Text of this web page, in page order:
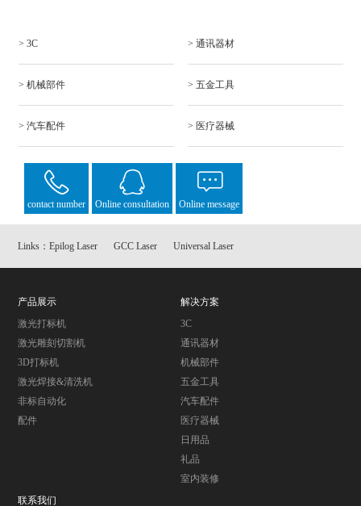
> 3C > 通讯器材
> 机械部件 > 五金工具
> 汽车配件 > 医疗器械
contact number Online consultation Online message
Links：Epilog Laser GCC Laser Universal Laser
产品展示
激光打标机
激光雕刻切割机
3D打标机
激光焊接&清洗机
非标自动化
配件
解决方案
3C
通讯器材
机械部件
五金工具
汽车配件
医疗器械
日用品
礼品
室内装修
联系我们